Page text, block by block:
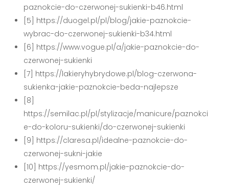
paznokcie-do-czerwonej-sukienki-b46.html
[5] https://duogel.pl/pl/blog/jakie-paznokcie-
wybrac-do-czerwonej-sukienki-b34.html
[6] https://www.vogue.pl/a/jakie-paznokcie-do-
czerwonej-sukienki
[7] https://lakieryhybrydowe.pl/blog-czerwona-
sukienka-jakie-paznokcie-beda-najlepsze
[8]
https://semilac.pl/pl/stylizacje/manicure/paznokci
e-do-koloru-sukienki/do-czerwonej-sukienki
[9] https://claresa.pl/idealne-paznokcie-do-
czerwonej-sukni-jakie
[10] https://yesmom.pl/jakie-paznokcie-do-
czerwonej-sukienki/